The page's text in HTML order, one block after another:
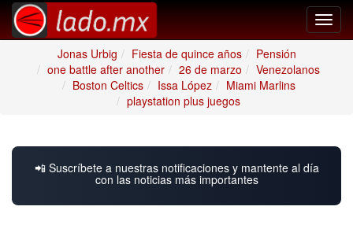
Jonas Urbig
Fiesta de quince años
Pensión
one battle after another
26 de marzo
Venezolanos
Boston Celtics
Issa López
Miami Marlins
playstation plus juegos
📲 Suscríbete a nuestras notificaciones y mantente al día
con las noticias más importantes